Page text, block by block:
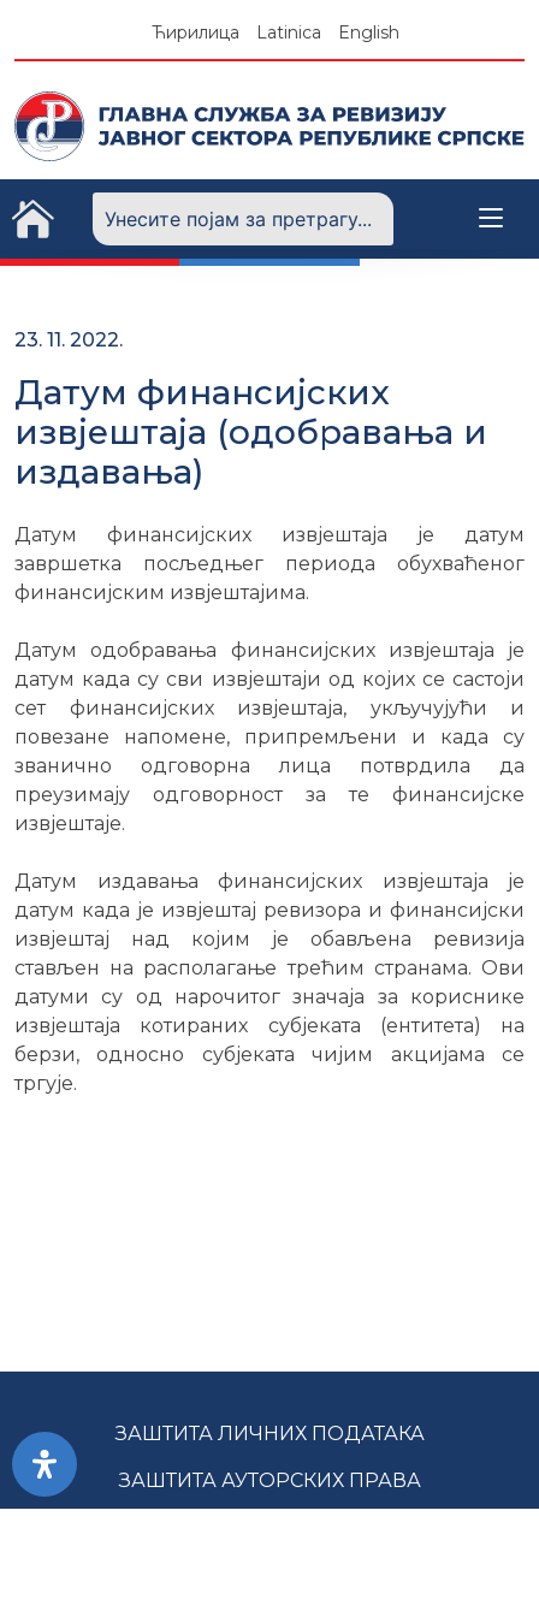
Ћирилица Latinica English
23. 11. 2022.
Датум финансијских
извјештаја (одобравања и
издавања)
Датум финансијских извјештаја је датум
завршетка посљедњег периода обухваћеног
финансијским извјештајима.
Датум одобравања финансијских извјештаја је
датум када су сви извјештаји од којих се састоји
сет финансијских извјештаја, укључујући и
повезане напомене, припремљени и када су
званично одговорна лица потврдила да
преузимају одговорност за те финансијске
извјештаје.
Датум издавања финансијских извјештаја је
датум када је извјештај ревизора и финансијски
извјештај над којим је обављена ревизија
стављен на располагање трећим странама. Ови
датуми су од нарочитог значаја за кориснике
извјештаја котираних субјеката (ентитета) на
берзи, односно субјеката чијим акцијама се
тргује.
ЗАШТИТА ЛИЧНИХ ПОДАТАКА
ЗАШТИТА АУТОРСКИХ ПРАВА